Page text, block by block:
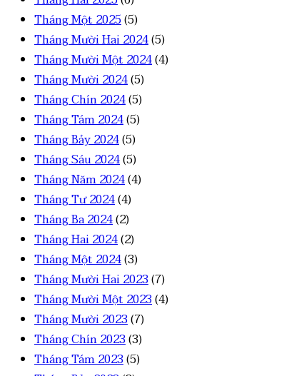
Tháng Một 2025(5)
Tháng Mười Hai 2024(5)
Tháng Mười Một 2024(4)
Tháng Mười 2024(5)
Tháng Chín 2024(5)
Tháng Tám 2024(5)
Tháng Bảy 2024(5)
Tháng Sáu 2024(5)
Tháng Năm 2024(4)
Tháng Tư 2024(4)
Tháng Ba 2024(2)
Tháng Hai 2024(2)
Tháng Một 2024(3)
Tháng Mười Hai 2023(7)
Tháng Mười Một 2023(4)
Tháng Mười 2023(7)
Tháng Chín 2023(3)
Tháng Tám 2023(5)